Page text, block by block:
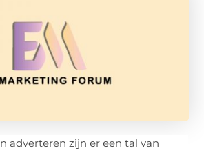
adverteren zijn er een tal van